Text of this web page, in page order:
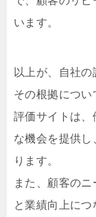
います。
以上が、自社
その根拠につい
評価サイトは、
な機会を提供
ります。
また、顧客の
と業績向上につ